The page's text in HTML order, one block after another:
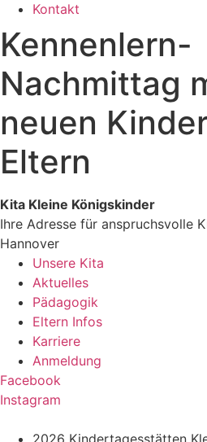
Kontakt
Kennenlern-
Nachmittag
neuen
Eltern
Kita Kleine Königskinder
Ihre Adresse für anspruchsvolle
Hannover
Unsere Kita
Aktuelles
Pädagogik
Eltern Infos
Karriere
Anmeldung
Facebook
Instagram
2026 Kindertagesstätten